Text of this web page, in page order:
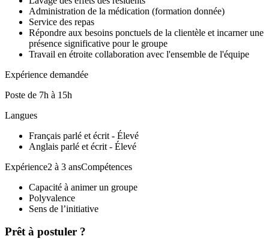
Administration de la médication (formation donnée)
Service des repas
Répondre aux besoins ponctuels de la clientèle et incarner une
présence significative pour le groupe
Travail en étroite collaboration avec l'ensemble de l'équipe
Expérience demandée
Poste de 7h à 15h
Langues
Français parlé et écrit - Élevé
Anglais parlé et écrit - Élevé
Expérience2 à 3 ansCompétences
Capacité à animer un groupe
Polyvalence
Sens de l’initiative
Prêt à postuler ?